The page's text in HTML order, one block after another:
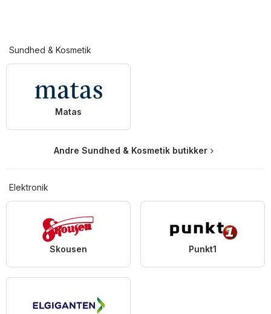
Sundhed & Kosmetik
Matas
Andre Sundhed & Kosmetik butikker
Elektronik
Skousen Punkt1